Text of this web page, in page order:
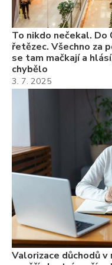
To nikdo nečekal.
řetězec. Všechno za
se tam mačkají a
chybělo
3. 7. 2025
Valorizace důchodů v